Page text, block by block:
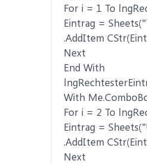
For i = 1 To
Eintrag =
.AddItem
Next
End With
With
For i = 2 To
Eintrag =
.AddItem
Next